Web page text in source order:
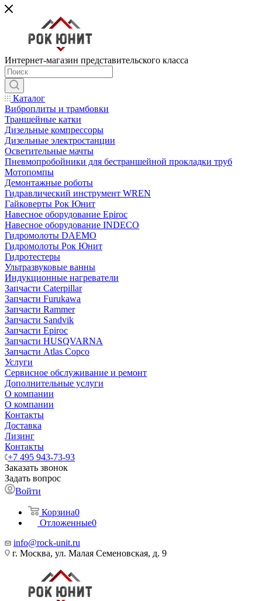
Интернет-магазин представительского класса
Каталог
Виброплиты и трамбовки
Траншейные катки
Дизельные компрессоры
Дизельные электростанции
Осветительные мачты
Пневмопробойники для бестраншейной прокладки труб
Мотопомпы
Демонтажные роботы
Гидравлический инструмент WREN
Гайковерты Рок Юнит
Навесное оборудование Epiroc
Навесное оборудование INDECO
Гидромолоты DAEMO
Гидромолоты Рок Юнит
Гидротестеры
Ультразвуковые ванны
Индукционные нагреватели
Запчасти Caterpillar
Запчасти Furukawa
Запчасти Rammer
Запчасти Sandvik
Запчасти Epiroc
Запчасти HUSQVARNA
Запчасти Atlas Copco
Услуги
Сервисное обслуживание и ремонт
Дополнительные услуги
О компании
О компании
Контакты
Доставка
Лизинг
Контакты
+7 495 943-73-93
Заказать звонок
Задать вопрос
Войти
Корзина0
Отложенные0
info@rock-unit.ru
г. Москва, ул. Малая Семеновская, д. 9